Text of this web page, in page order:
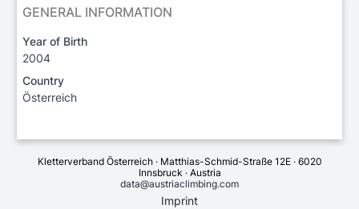
GENERAL INFORMATION
Year of Birth
2004
Country
Österreich
Kletterverband Österreich · Matthias-Schmid-Straße 12E · 6020
Innsbruck · Austria
data@austriaclimbing.com
Imprint